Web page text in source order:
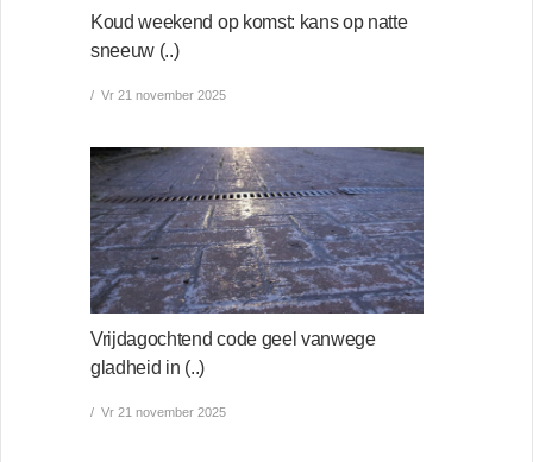
Koud weekend op komst: kans op natte
sneeuw (..)
Vr 21 november 2025
Vrijdagochtend code geel vanwege
gladheid in (..)
Vr 21 november 2025